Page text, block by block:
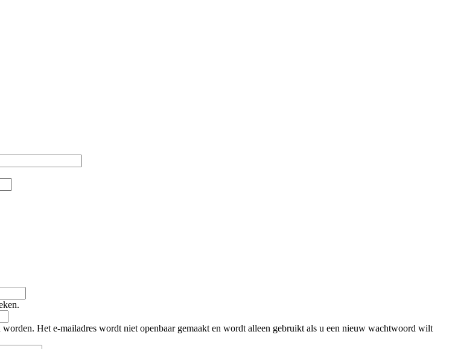
Het e-mailadres wordt niet openbaar gemaakt en wordt alleen gebruikt als u een nieuw wachtwoord wilt